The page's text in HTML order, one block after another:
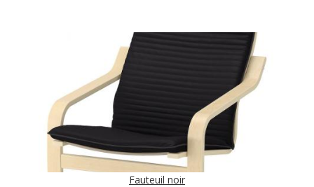
Fauteuil noir